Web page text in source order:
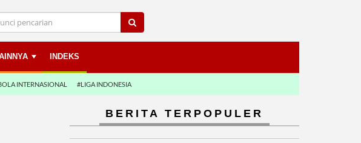
INDEKS
INTERNASIONAL #LIGA INDONESIA
BERITA TERPOPULER